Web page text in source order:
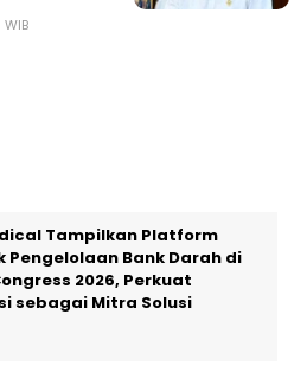
Tampilkan Platform
Pengelolaan Bank Darah di
2026, Perkuat
sebagai Mitra Solusi